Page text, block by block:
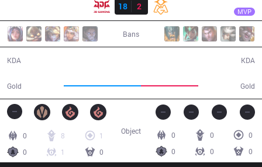
18
2 MVP
Bans
KDA
Gold Gold
KDA
0 8
1
0
1 0
0 0
0
0
0 0
Object